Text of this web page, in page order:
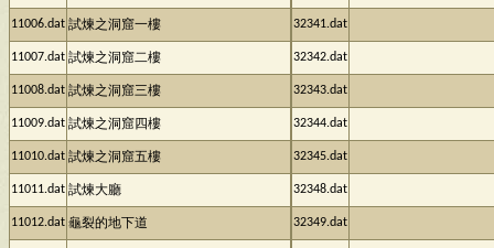
11006.dat 試煉之洞窟一樓
11007.dat 試煉之洞窟二樓
11008.dat 試煉之洞窟三樓
11009.dat 試煉之洞窟四樓
11010.dat 試煉之洞窟五樓
11011.dat 試煉大廳
11012.dat 龜裂的地下道
32341.dat
32342.dat
32343.dat
32344.dat
32345.dat
32348.dat
32349.dat